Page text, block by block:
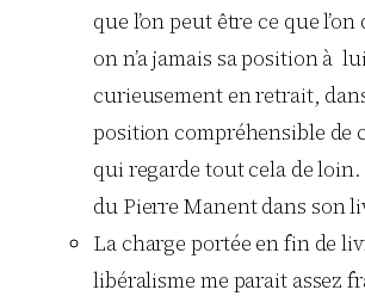
que l’on peut être ce que
on n’a jamais sa position à
curieusement en retrait,
position compréhensible de
qui regarde tout cela de
du Pierre Manent dans son
La charge portée en fin de
libéralisme me parait assez